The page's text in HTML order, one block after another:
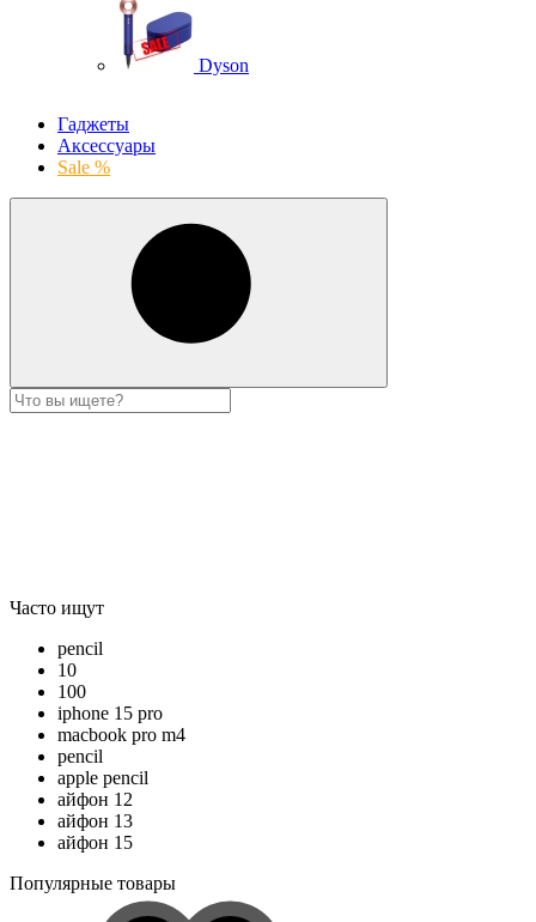
Dyson
Гаджеты
Аксессуары
Sale %
Часто ищут
pencil
10
100
iphone 15 pro
macbook pro m4
pencil
apple pencil
айфон 12
айфон 13
айфон 15
Популярные товары